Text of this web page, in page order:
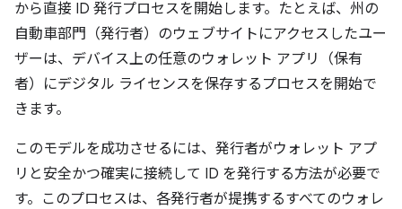
から直接 ID 発行プロセスを開始します。たとえば、州の
自動車部門（発行者）のウェブサイトにアクセスしたユー
ザーは、デバイス上の任意のウォレット アプリ（保有
者）にデジタル ライセンスを保存するプロセスを開始で
きます。
このモデルを成功させるには、発行者がウォレット アプ
リと安全かつ確実に接続して ID を発行する方法が必要で
す。このプロセスは、各発行者が提携するすべてのウォレ